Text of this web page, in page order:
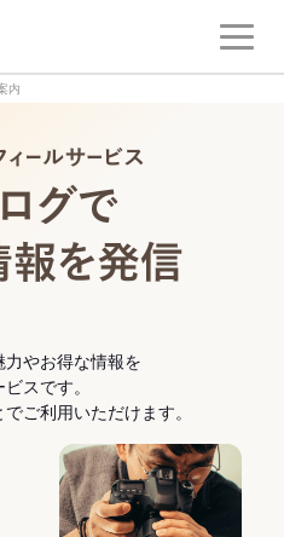
内
力やお得な情報を
スです。
ご利用いただけます。